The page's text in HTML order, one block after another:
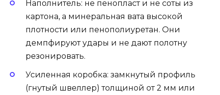
Наполнитель: не пенопласт и не соты из
картона, а минеральная вата высокой
плотности или пенополиуретан. Они
демпфируют удары и не дают полотну
резонировать.
Усиленная коробка: замкнутый профиль
(гнутый швеллер) толщиной от 2 мм или